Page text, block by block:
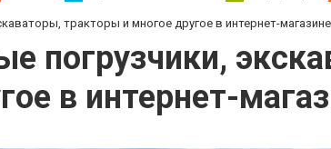
тракторы и многое другое в интернет-
погрузчики,
в интернет-